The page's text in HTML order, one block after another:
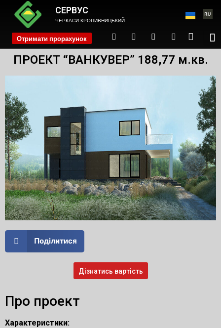
СЕРВУС
ЧЕРКАСИ КРОПИВНИЦЬКИЙ
Отримати прорахунок phone
ПРОЕКТ “ВАНКУВЕР” 188,77 м.кв.
Поділитися
Дізнатись вартість
Про проект
Характеристики: